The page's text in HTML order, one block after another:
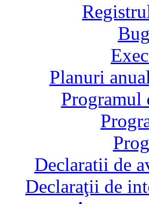
Planuri
Declaratii de
Declaraţii de